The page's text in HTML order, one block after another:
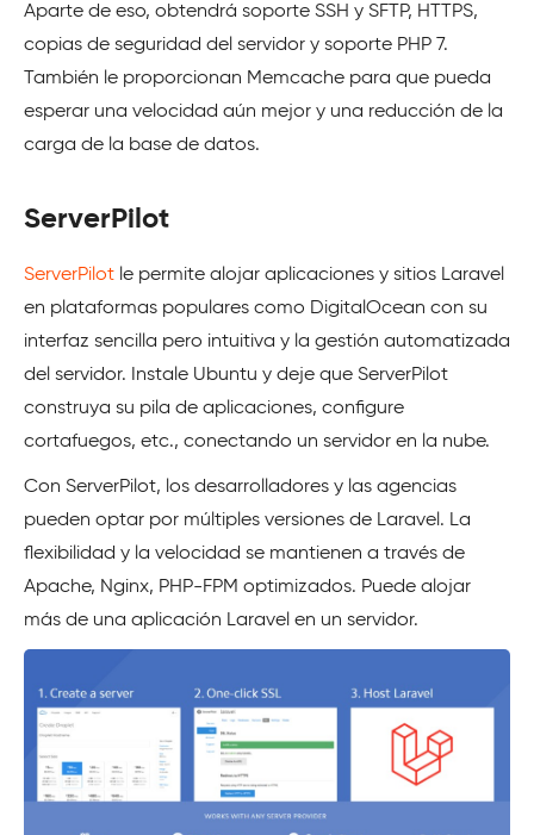
Aparte de eso, obtendrá soporte SSH y SFTP, HTTPS,
copias de seguridad del servidor y soporte PHP 7.
También le proporcionan Memcache para que pueda
esperar una velocidad aún mejor y una reducción de la
carga de la base de datos.
ServerPilot
ServerPilot le permite alojar aplicaciones y sitios Laravel
en plataformas populares como DigitalOcean con su
interfaz sencilla pero intuitiva y la gestión automatizada
del servidor. Instale Ubuntu y deje que ServerPilot
construya su pila de aplicaciones, configure
cortafuegos, etc., conectando un servidor en la nube.
Con ServerPilot, los desarrolladores y las agencias
pueden optar por múltiples versiones de Laravel. La
flexibilidad y la velocidad se mantienen a través de
Apache, Nginx, PHP-FPM optimizados. Puede alojar
más de una aplicación Laravel en un servidor.